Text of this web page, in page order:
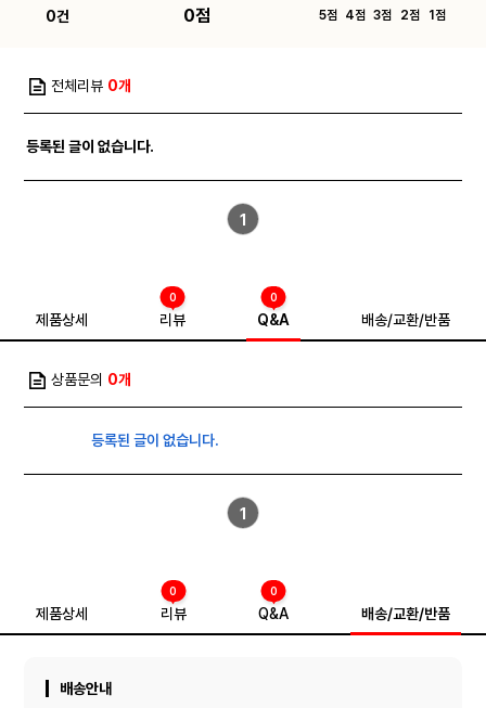
0건 0점 5점 4점 3점 2점 1점
전체리뷰 0개
등록된 글이 없습니다.
1
제품상세 리뷰
0
Q&A
0
배송/교환/반품
상품문의 0개
등록된 글이 없습니다.
1
제품상세 리뷰
0
Q&A
0
배송/교환/반품
배송안내